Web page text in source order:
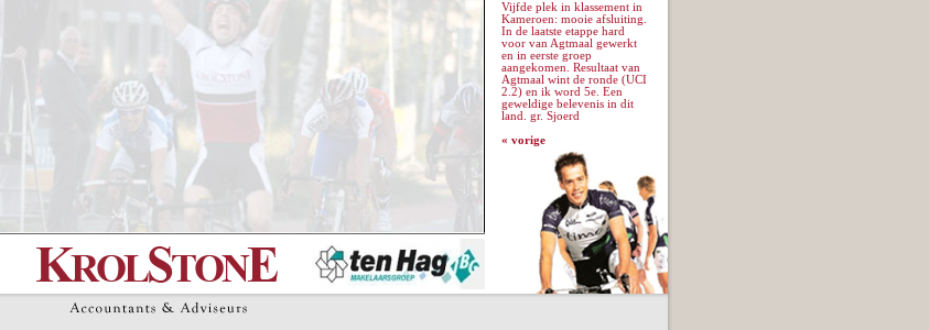
Vijfde plek in klassement in
Kameroen: mooie afsluiting.
In de laatste etappe hard
voor van Agtmaal gewerkt
en in eerste groep
aangekomen. Resultaat van
Agtmaal wint de ronde (UCI
2.2) en ik word 5e. Een
geweldige belevenis in dit
land. gr. Sjoerd
« vorige